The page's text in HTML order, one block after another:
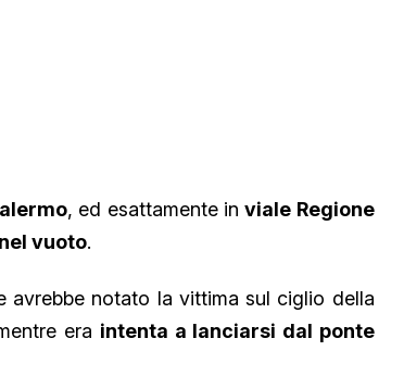
, ed esattamente inviale Regione
vuoto.
avrebbe notato la vittima sul ciglio della
era intenta a lanciarsi dal ponte